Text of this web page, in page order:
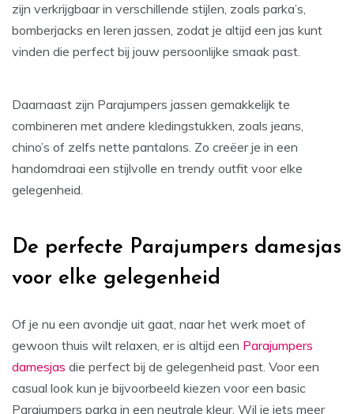
zijn verkrijgbaar in verschillende stijlen, zoals parka’s,
bomberjacks en leren jassen, zodat je altijd een jas kunt
vinden die perfect bij jouw persoonlijke smaak past.
Daarnaast zijn Parajumpers jassen gemakkelijk te
combineren met andere kledingstukken, zoals jeans,
chino’s of zelfs nette pantalons. Zo creëer je in een
handomdraai een stijlvolle en trendy outfit voor elke
gelegenheid.
De perfecte Parajumpers damesjas
voor elke gelegenheid
Of je nu een avondje uit gaat, naar het werk moet of
gewoon thuis wilt relaxen, er is altijd een Parajumpers
damesjas die perfect bij de gelegenheid past. Voor een
casual look kun je bijvoorbeeld kiezen voor een basic
Parajumpers parka in een neutrale kleur. Wil je iets meer